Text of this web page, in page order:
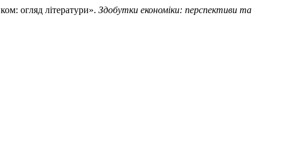
огляд літератури». Здобутки економіки: перспективи та